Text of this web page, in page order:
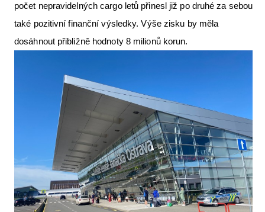
počet nepravidelných cargo letů přinesl již po druhé za sebou
také pozitivní finanční výsledky. Výše zisku by měla
dosáhnout přibližně hodnoty 8 milionů korun.
Aktuální FR + archiv
Letecká muzea
The SAFE Guide app
Nabídky práce v letectví
Inzerujte s námi
E-SHOP